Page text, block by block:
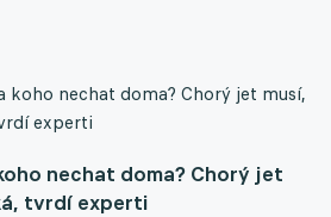
koho nechat doma? Chorý jet musí,
experti
nechat doma? Chorý jet
tvrdí experti